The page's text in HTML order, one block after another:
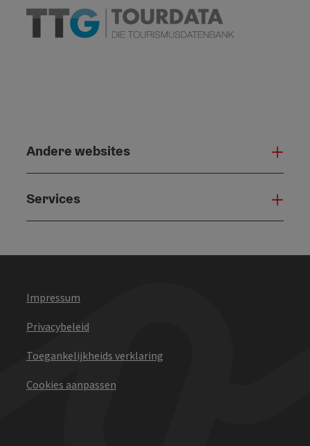
Andere websites
Services
Impressum
Privacybeleid
Toegankelijkheids verklaring
Cookies aanpassen